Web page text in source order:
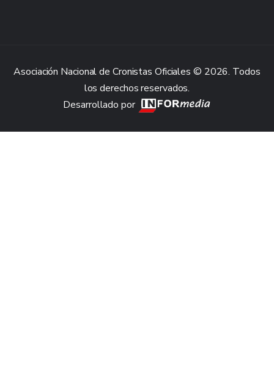
Asociación Nacional de Cronistas Oficiales © 2026. Todos
los derechos reservados.
Desarrollado por